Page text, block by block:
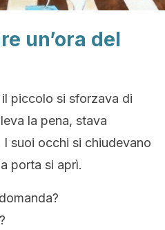
un’ora del
piccolo si sforzava di
la pena, stava
suoi occhi si chiudevano
porta si aprì.